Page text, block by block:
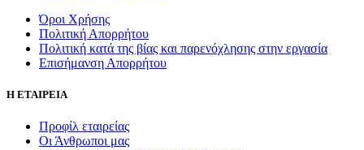
Όροι Χρήσης
Πολιτική Απορρήτου
Πολιτική κατά της βίας και παρενόχλησης στην εργασία
Επισήμανση Απορρήτου
Η ΕΤΑΙΡΕΙΑ
Προφίλ εταιρείας
Οι Άνθρωποι μας